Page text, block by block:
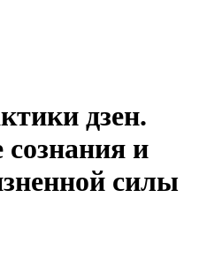
дзен.
и
силы